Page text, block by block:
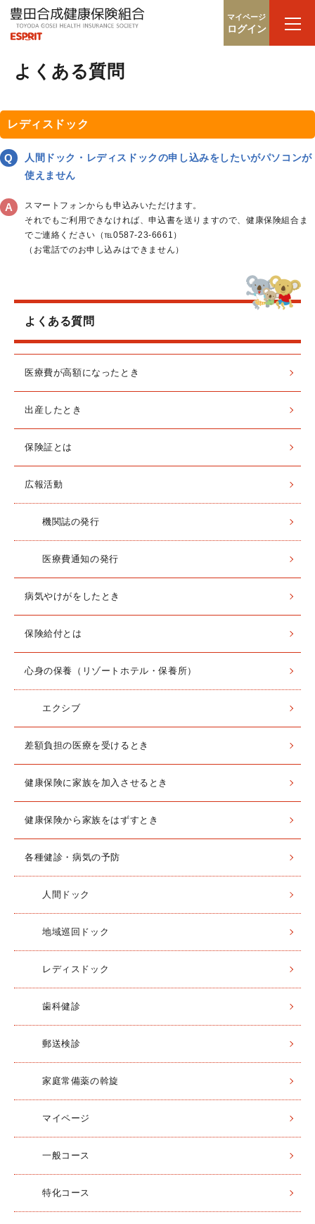
マイページ
ログイン
よくある質問
レディスドック
人間ドック・レディスドックの申し込みをしたいがパソコンが
使えません
スマートフォンからも申込みいただけます。
それでもご利用できなければ、申込書を送りますので、健康保険組合ま
でご連絡ください（℡0587-23-6661）
（お電話でのお申し込みはできません）
よくある質問
医療費が高額になったとき
出産したとき
保険証とは
広報活動
機関誌の発行
医療費通知の発行
病気やけがをしたとき
保険給付とは
心身の保養（リゾートホテル・保養所）
エクシブ
差額負担の医療を受けるとき
健康保険に家族を加入させるとき
健康保険から家族をはずすとき
各種健診・病気の予防
人間ドック
地域巡回ドック
レディスドック
歯科健診
郵送検診
家庭常備薬の斡旋
マイページ
一般コース
特化コース